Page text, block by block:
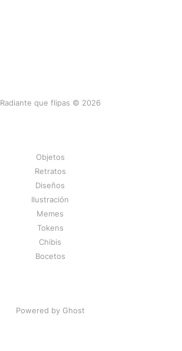
Radiante que flipas © 2026
Objetos
Retratos
Diseños
Ilustración
Memes
Tokens
Chibis
Bocetos
Powered by Ghost